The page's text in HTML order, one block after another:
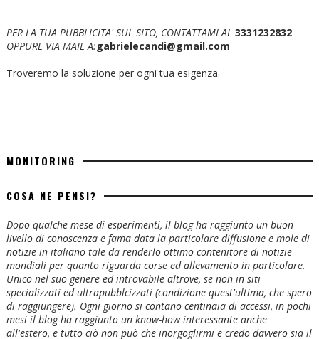
PER LA TUA PUBBLICITA' SUL SITO, CONTATTAMI AL 3331232832
OPPURE VIA MAIL A:gabrielecandi@gmail.com
Troveremo la soluzione per ogni tua esigenza.
MONITORING
COSA NE PENSI?
Dopo qualche mese di esperimenti, il blog ha raggiunto un buon
livello di conoscenza e fama data la particolare diffusione e mole di
notizie in italiano tale da renderlo ottimo contenitore di notizie
mondiali per quanto riguarda corse ed allevamento in particolare.
Unico nel suo genere ed introvabile altrove, se non in siti
specializzati ed ultrapubblcizzati (condizione quest'ultima, che spero
di raggiungere). Ogni giorno si contano centinaia di accessi, in pochi
mesi il blog ha raggiunto un know-how interessante anche
all'estero, e tutto ciò non può che inorgoglirmi e credo davvero sia il